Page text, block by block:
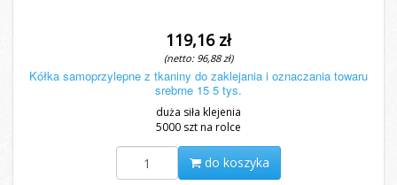
119,16 zł
(netto: 96,88 zł)
Kółka samoprzylepne z tkaniny do zaklejania i oznaczania towaru
srebrne 15 5 tys.
duża siła klejenia
5000 szt na rolce
do koszyka